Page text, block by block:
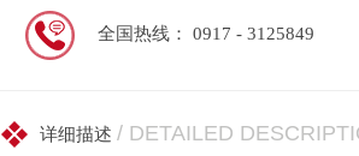
全国热线： 0917 - 3125849
详细描述 / DETAILED